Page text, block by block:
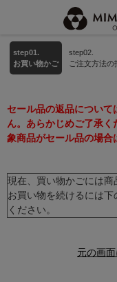
step01.
お買い物かご
step02.
ご注文方法の
セール品の返品につい
ん。あらかじめご了承
象商品がセール品の場合
現在、買い物かごには商
お買い物を続けるには
ください。
元の画